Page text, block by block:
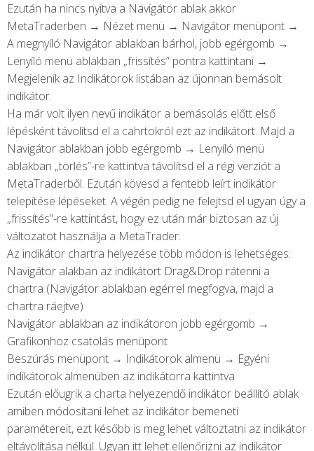
Ezután ha nincs nyitva a Navigátor ablak akkor
MetaTraderben → Nézet menü → Navigátor menüpont →
A megnyíló Navigátor ablakban bárhol, jobb egérgomb →
Lenyíló menü ablakban „frissítés” pontra kattintani →
Megjelenik az Indikátorok listában az újonnan bemásolt
indikátor.
Ha már volt ilyen nevű indikátor a bemásolás előtt első
lépésként távolítsd el a cahrtokról ezt az indikátort. Majd a
Navigátor ablakban jobb egérgomb → Lenyíló menü
ablakban „törlés”-re kattintva távolítsd el a régi verziót a
MetaTraderből. Ezután kövesd a fentebb leírt indikátor
telepítése lépéseket. A végén pedig ne felejtsd el ugyan úgy a
„frissítés”-re kattintást, hogy ez után már biztosan az új
változatot használja a MetaTrader.
Az indikátor chartra helyezése több módon is lehetséges:
Navigátor alakban az indikátort Drag&Drop rátenni a
chartra (Navigátor ablakban egérrel megfogva, majd a
chartra ráejtve)
Navigátor ablakban az indikátoron jobb egérgomb →
Grafikonhoz csatolás menüpont
Beszúrás menüpont → Indikátorok almenü → Egyéni
indikátorok almenüben az indikátorra kattintva
Ezután előugrik a charta helyezendő indikátor beállító ablak
amiben módosítani lehet az indikátor bemeneti
paramétereit, ezt később is meg lehet változtatni az indikátor
eltávolítása nélkül. Ugyan itt lehet ellenőrizni az indikátor